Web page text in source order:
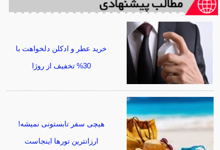
خرید عطر و ادکلن دلخواهت با
30% تخفیف از روژا
هیچی سفر تابستونی نمیشه!
ارزانترین تورها اینجاست